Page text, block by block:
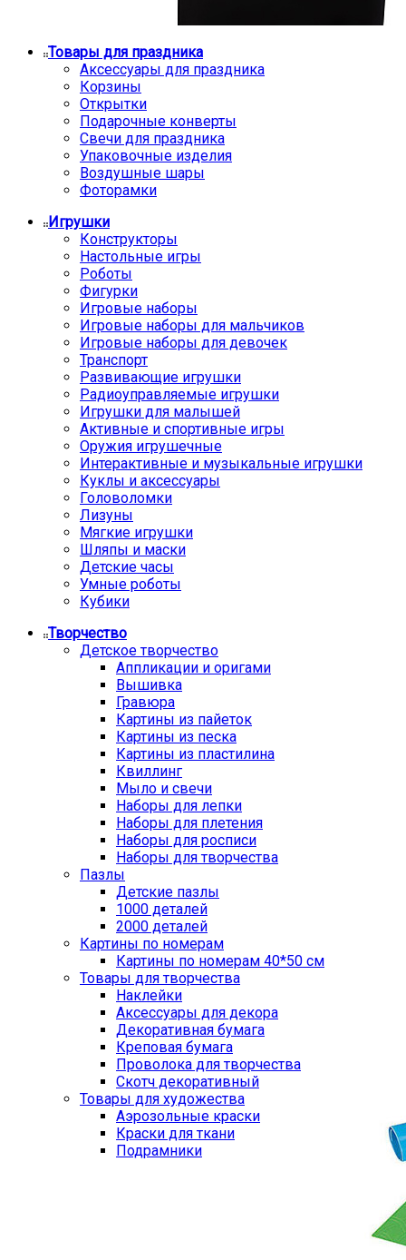
Товары для праздника
Аксессуары для праздника
Корзины
Открытки
Подарочные конверты
Свечи для праздника
Упаковочные изделия
Воздушные шары
Фоторамки
Игрушки
Конструкторы
Настольные игры
Роботы
Фигурки
Игровые наборы
Игровые наборы для мальчиков
Игровые наборы для девочек
Транспорт
Развивающие игрушки
Радиоуправляемые игрушки
Игрушки для малышей
Активные и спортивные игры
Оружия игрушечные
Интерактивные и музыкальные игрушки
Куклы и аксессуары
Головоломки
Лизуны
Мягкие игрушки
Шляпы и маски
Детские часы
Умные роботы
Кубики
Творчество
Детское творчество
Аппликации и оригами
Вышивка
Гравюра
Картины из пайеток
Картины из песка
Картины из пластилина
Квиллинг
Мыло и свечи
Наборы для лепки
Наборы для плетения
Наборы для росписи
Наборы для творчества
Пазлы
Детские пазлы
1000 деталей
2000 деталей
Картины по номерам
Картины по номерам 40*50 см
Товары для творчества
Наклейки
Аксессуары для декора
Декоративная бумага
Креповая бумага
Проволока для творчества
Скотч декоративный
Товары для художества
Аэрозольные краски
Краски для ткани
Подрамники